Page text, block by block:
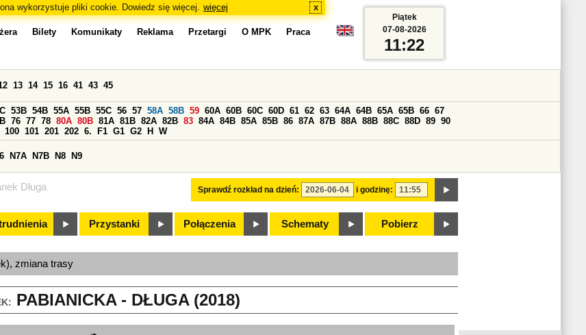
wykorzystuje pliki cookie. Dowiedz się więcej. więcej x
Długa
Bilety Komunikaty Reklama Przetargi O MPK Praca
Sprawdź rozkład na dzień: i godzinę:
13 14 15 16 41 43 45
53B 54B 55A 55B 55C 56 57 58A 58B 59 60A 60B 60C 60D 61 62 63 64A 64B 65A 65B 66 67
76 77 78 80A 80B 81A 81B 82A 82B 83 84A 84B 85A 85B 86 87A 87B 88A 88B 88C 88D 89 90
100 101 201 202 6. F1 G1 G2 H W
N7A N7B N8 N9
Przystanki Połączenia Schematy Pobierz
Piątek
07-08-2026
11:22
zmiana trasy
PABIANICKA - DŁUGA (2018)